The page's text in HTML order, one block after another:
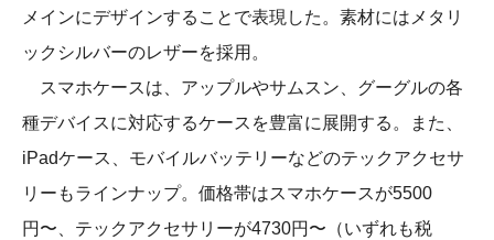
メインにデザインすることで表現した。素材にはメタリ
ックシルバーのレザーを採用。
スマホケースは、アップルやサムスン、グーグルの各
種デバイスに対応するケースを豊富に展開する。また、
iPadケース、モバイルバッテリーなどのテックアクセサ
リーもラインナップ。価格帯はスマホケースが5500
円〜、テックアクセサリーが4730円〜（いずれも税